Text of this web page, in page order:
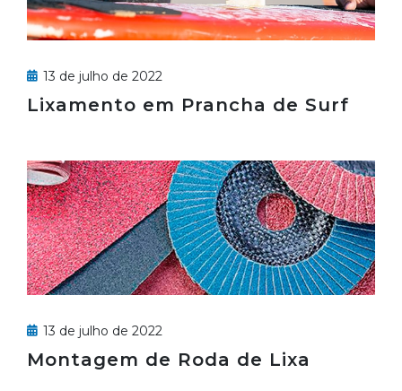
13 de julho de 2022
Lixamento em Prancha de Surf
13 de julho de 2022
Montagem de Roda de Lixa